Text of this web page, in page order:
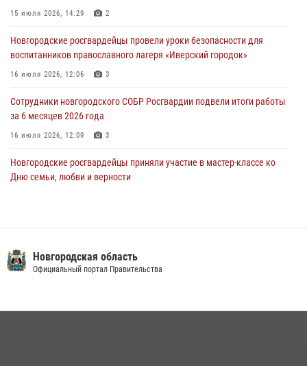
Новгородские росгвардейцы задержали мужчину
Телесюжет в программе "Новгородское областное телевидение.
Новости часа." от 29 июля 2026 года. Новгородские призывники
29 июля 2026, 12:54 1
15 июля 2026, 14:29 2
Новгородские росгвардейцы провели уроки безопасности для
воспитанников православного лагеря «Иверский городок»
16 июля 2026, 12:06 3
Сотрудники новгородского СОБР Росгвардии подвели итоги работы
за 6 месяцев 2026 года
16 июля 2026, 12:09 3
Новгородские росгвардейцы приняли участие в мастер-классе ко
Дню семьи, любви и верности
04 августа 2026, 09:13 5
медицине
Новгородская область
Официальный портал Правительства